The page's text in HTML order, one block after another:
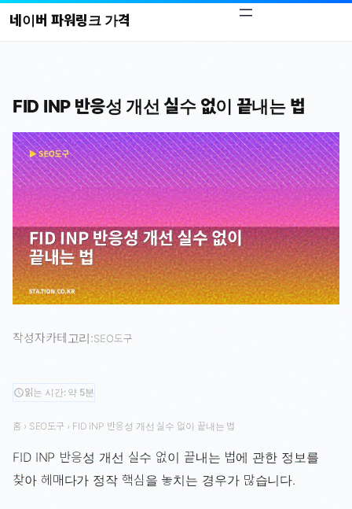
콘
로
가
기
네이버 파워링크 가격
FID INP 반응성 개선 실수 없이 끝내는 법
작성자카테고리:SEO도구
schedule읽는 시간: 약 5분
홈 › SEO도구 › FID INP 반응성 개선 실수 없이 끝내는 법
FID INP 반응성 개선 실수 없이 끝내는 법에 관한 정보를
찾아 헤매다가 정작 핵심을 놓치는 경우가 많습니다.